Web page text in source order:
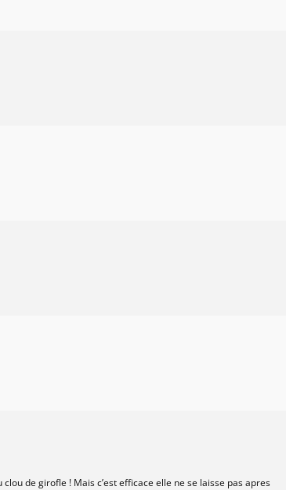
de girofle ! Mais c’est efficace elle ne se laisse pas apres